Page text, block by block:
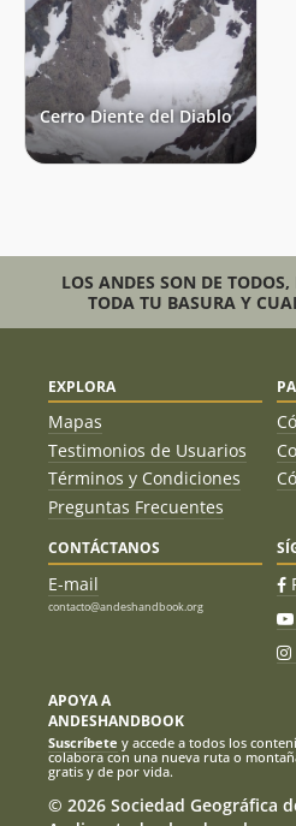
Cerro Diente del Diablo
LOS ANDES SON DE
TODA TU BASURA Y
EXPLORA
Mapas
Testimonios de Usuarios
Términos y Condiciones
Preguntas Frecuentes
CONTÁCTANOS
E-mail
contacto@andeshandbook.org
APOYA A
ANDESHANDBOOK
Suscríbete y accede a todos los
colabora con una nueva ruta o
gratis y de por vida.
© 2026 Sociedad Geográfica